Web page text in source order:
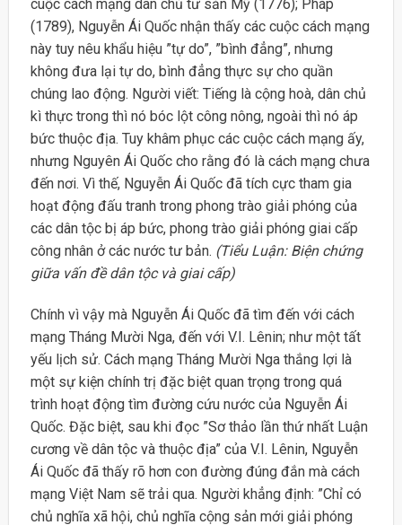
cuộc cách mạng dân chủ tư sản Mỹ (1776); Pháp
(1789), Nguyễn Ái Quốc nhận thấy các cuộc cách mạng
này tuy nêu khẩu hiệu ”tự do”, ”bình đẳng”, nhưng
không đưa lại tự do, bình đẳng thực sự cho quần
chúng lao động. Người viết: Tiếng là cộng hoà, dân chủ
kì thực trong thì nó bóc lột công nông, ngoài thì nó áp
bức thuộc địa. Tuy khâm phục các cuộc cách mạng ấy,
nhưng Nguyên Ái Quốc cho rằng đó là cách mạng chưa
đến nơi. Vì thế, Nguyễn Ái Quốc đã tích cực tham gia
hoạt động đấu tranh trong phong trào giải phóng của
các dân tộc bị áp bức, phong trào giải phóng giai cấp
công nhân ở các nước tư bản. (Tiểu Luận: Biện chứng
giữa vấn đề dân tộc và giai cấp)
Chính vì vậy mà Nguyễn Ái Quốc đã tìm đến với cách
mạng Tháng Mười Nga, đến với V.I. Lênin; như một tất
yếu lịch sử. Cách mạng Tháng Mười Nga thắng lợi là
một sự kiện chính trị đặc biệt quan trọng trong quá
trình hoạt động tìm đường cứu nước của Nguyễn Ái
Quốc. Đặc biệt, sau khi đọc ”Sơ thảo lần thứ nhất Luận
cương về dân tộc và thuộc địa” của V.I. Lênin, Nguyễn
Ái Quốc đã thấy rõ hơn con đường đúng đắn mà cách
mạng Việt Nam sẽ trải qua. Người khẳng định: ”Chỉ có
chủ nghĩa xã hội, chủ nghĩa cộng sản mới giải phóng